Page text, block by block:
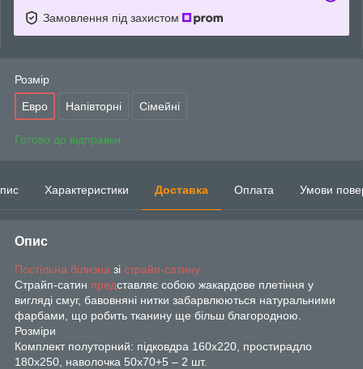
Замовлення під захистом
Розмір
Евро Напівторні Сімейні
Готово до відправки
Характеристики Доставка Оплата Умови
Опис
Постільна білизна зі страйп-сатину
Страйп-сатин представляє собою жакардове плетіння у
вигляді смуг, бавовняні нитки забарвлюються натуральними
фарбами, що робить тканину ще більш благородною.
Розміри
Комплект полуторний: підковдра 160х220, простирадло
180х250, наволочка 50х70+5 – 2 шт.